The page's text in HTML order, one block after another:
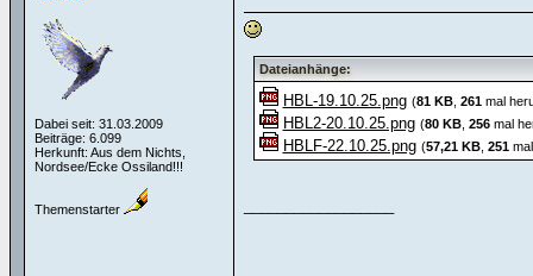
Dabei seit: 31.03.2009
Beiträge: 6.099
Herkunft: Aus dem Nichts,
Nordsee/Ecke Ossiland!!!
Themenstarter
Dateianhänge:
HBL-19.10.25.png (81 KB, 261mal
HBL2-20.10.25.png (80 KB, 256mal
HBLF-22.10.25.png (57,21 KB, 251mal